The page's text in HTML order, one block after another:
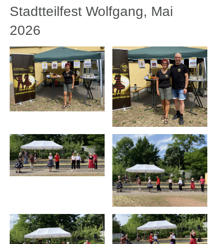
Stadtteilfest Wolfgang, Mai
2026